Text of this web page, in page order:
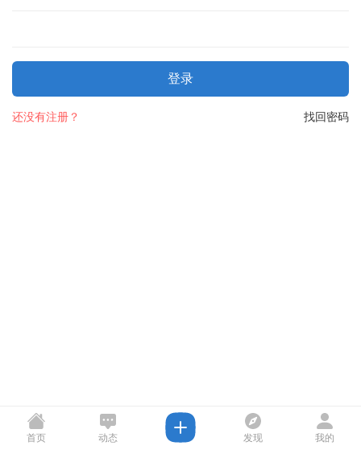
登录
找回密码
还没有注册？
首页 动态 发现 我的